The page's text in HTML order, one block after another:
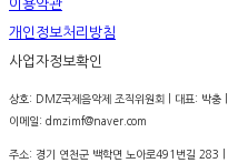
이용약관
개인정보처리방침
사업자정보확인
상호: DMZ국제음악제 조직위원회 | 대표: 박
이메일: dmzimf@naver.com
주소: 경기 연천군 백학면 노아로491번길 283 |